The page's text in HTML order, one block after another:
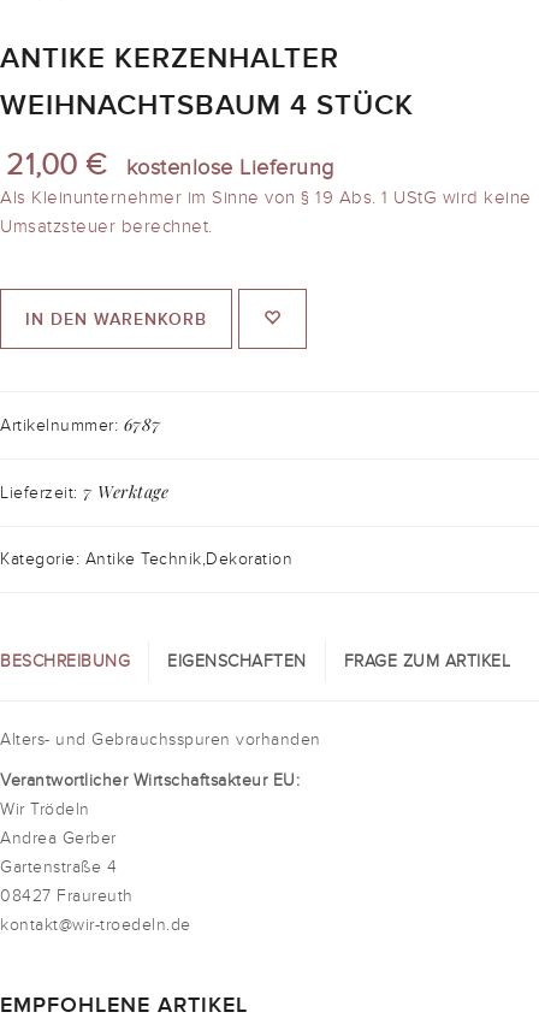
ANTIKE KERZENHALTER
WEIHNACHTSBAUM 4 STÜCK
21,00 € kostenlose Lieferung
Als Kleinunternehmer im Sinne von § 19 Abs. 1 UStG wird keine
Umsatzsteuer berechnet.
IN DEN WARENKORB
Artikelnummer: 6787
Lieferzeit: 7 Werktage
Kategorie: Antike Technik,Dekoration
BESCHREIBUNG EIGENSCHAFTEN FRAGE ZUM ARTIKEL
Alters- und Gebrauchsspuren vorhanden
Verantwortlicher Wirtschaftsakteur EU:
Wir Trödeln
Andrea Gerber
Gartenstraße 4
08427 Fraureuth
kontakt@wir-troedeln.de
EMPFOHLENE ARTIKEL